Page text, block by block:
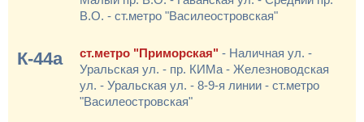
В.О. - ст.метро "Василеостровская"
К-44а ст.метро "Приморская" - Наличная ул. -
Уральская ул. - пр. КИМа - Железноводская
ул. - Уральская ул. - 8-9-я линии - ст.метро
"Василеостровская"